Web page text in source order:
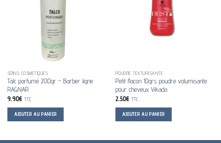
SOINS COSMETIQUES
Talc parfumé 200gr – Barber ligne
RAGNAR
9.90€ TTC
AJOUTER AU PANIER
POUDRE TEXTURISANTE
Petit flacon 10grs poudre volumisante
pour cheveux Vikada
2.50€ TTC
AJOUTER AU PANIER